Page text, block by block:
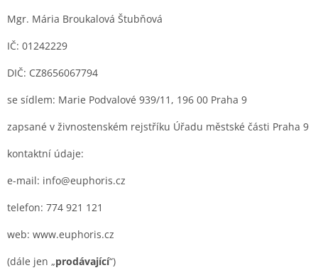
Mgr. Mária Broukalová Štubňová
IČ: 01242229
DIČ: CZ8656067794
se sídlem: Marie Podvalové 939/11, 196 00 Praha 9
zapsané v živnostenském rejstříku Úřadu městské části Praha 9
kontaktní údaje:
e-mail: info@euphoris.cz
telefon: 774 921 121
web: www.euphoris.cz
(dále jen „prodávající“)